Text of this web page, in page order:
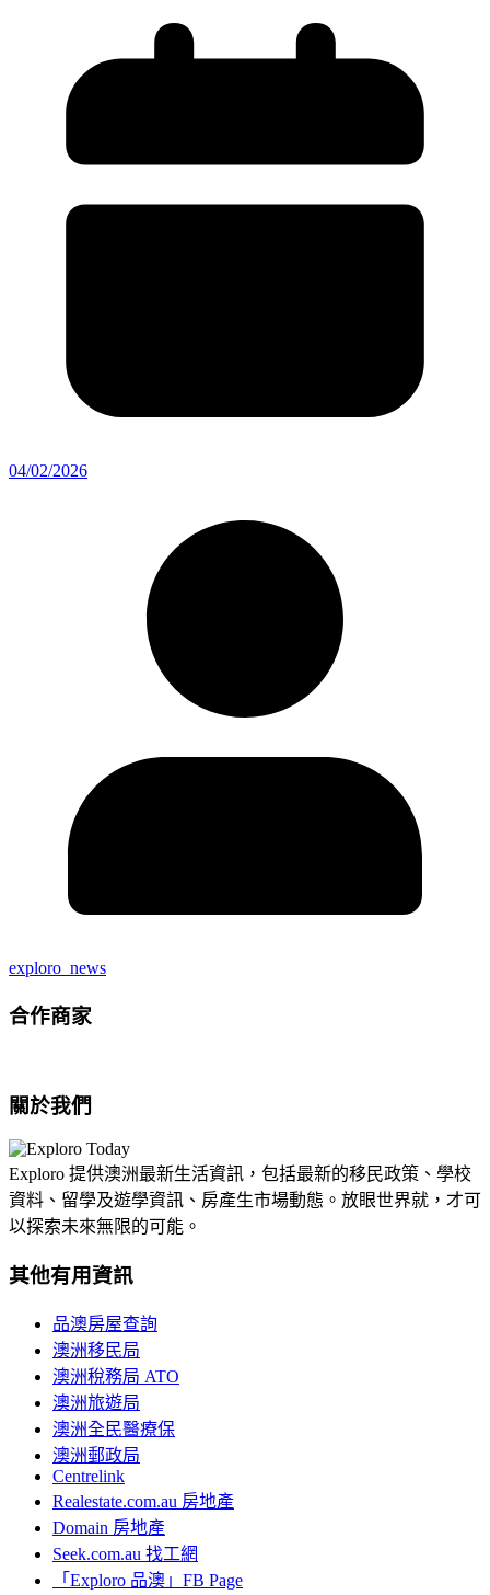
04/02/2026
exploro_news
合作商家
關於我們
Exploro 提供澳洲最新生活資訊，包括最新的移民政策、學校
資料、留學及遊學資訊、房產生市場動態。放眼世界就，才可
以探索未來無限的可能。
其他有用資訊
品澳房屋查詢
澳洲移民局
澳洲稅務局 ATO
澳洲旅遊局
澳洲全民醫療保
澳洲郵政局
Centrelink
Realestate.com.au 房地產
Domain 房地產
Seek.com.au 找工網
「Exploro 品澳」FB Page